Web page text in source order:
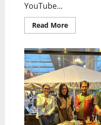
YouTube...
Read MoreRead
more
Resmikan
Tiga
Provinsi
Baru
Papua